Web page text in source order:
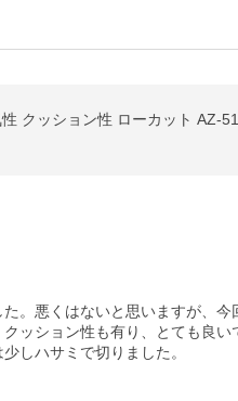
クッション性 ローカット AZ-
。悪くはないと思いますが、今
ッション性も有り、とても良い
しハサミで切りました。